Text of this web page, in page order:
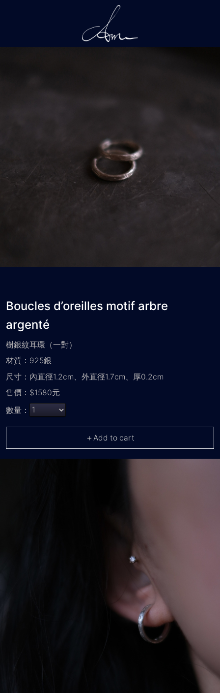
Boucles d’oreilles motif arbre
argenté
樹銀紋耳環（一對）
材質：925銀
尺寸：內直徑1.2cm、外直徑1.7cm、厚0.2cm
售價：$1580元
數量：
＋Add to cart